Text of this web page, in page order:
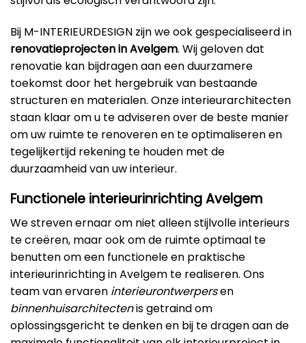
Bij M-INTERIEURDESIGN zijn we ook gespecialiseerd in
renovatieprojecten in Avelgem. Wij geloven dat
renovatie kan bijdragen aan een duurzamere
toekomst door het hergebruik van bestaande
structuren en materialen. Onze interieurarchitecten
staan klaar om u te adviseren over de beste manier
om uw ruimte te renoveren en te optimaliseren en
tegelijkertijd rekening te houden met de
duurzaamheid van uw interieur.
Functionele interieurinrichting Avelgem
We streven ernaar om niet alleen stijlvolle interieurs
te creëren, maar ook om de ruimte optimaal te
benutten om een functionele en praktische
interieurinrichting in Avelgem te realiseren. Ons
team van ervaren interieurontwerpersen
binnenhuisarchitectenis getraind om
oplossingsgericht te denken en bij te dragen aan de